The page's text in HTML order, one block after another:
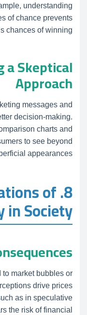
understanding
of chance prevents
chances of winning.
a Skeptical
Approach
messages and
decision-making.
charts and
to see beyond
appearances.
of
in Society
to market bubbles or
drive prices
as in speculative
the risk of financial